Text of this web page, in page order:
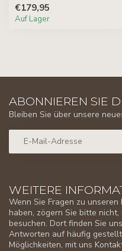
€179,95
Auf Lager
WEITERE
Wenn Sie Fragen zu
haben, zögern Sie bitte
besuchen. Dort finden Sie
Antworten auf häufig
Möglichkeiten, mit uns
ABONNIEREN SIE
Bleiben Sie über unsere